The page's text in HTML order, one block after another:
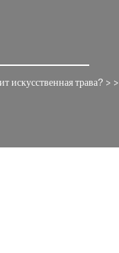
искусственная трава? > >